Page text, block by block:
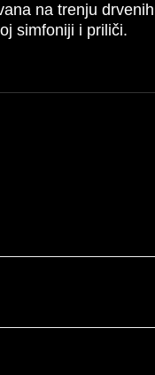
na trenju
simfoniji i priliči.